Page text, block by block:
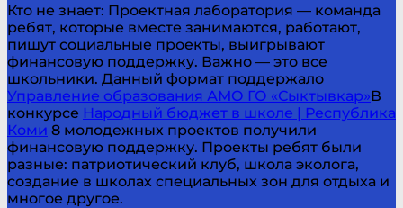
Кто не знает: Проектная лаборатория — команда
ребят, которые вместе занимаются, работают,
пишут социальные проекты, выигрывают
финансовую поддержку. Важно — это все
школьники. Данный формат поддержало
Управление образования АМО ГО «Сыктывкар»В
конкурсе Народный бюджет в школе | Республика
Коми 8 молодежных проектов получили
финансовую поддержку. Проекты ребят были
разные: патриотический клуб, школа эколога,
создание в школах специальных зон для отдыха и
многое другое.